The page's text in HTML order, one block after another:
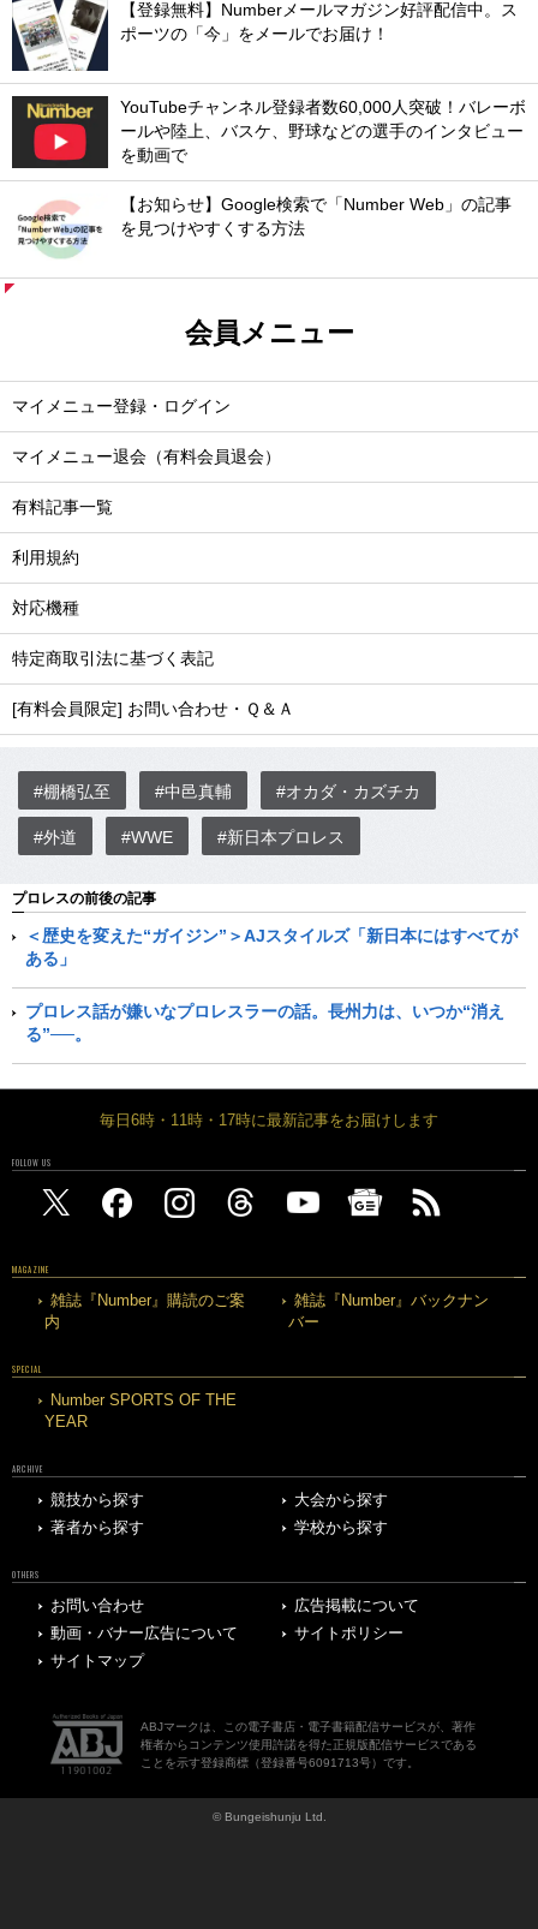
【登録無料】Numberメールマガジン好評配信中。ス
ポーツの「今」をメールでお届け！
YouTubeチャンネル登録者数60,000人突破！バレーボ
ールや陸上、バスケ、野球などの選手のインタビュー
を動画で
【お知らせ】Google検索で「Number Web」の記事
を見つけやすくする方法
会員メニュー
マイメニュー登録・ログイン
マイメニュー退会（有料会員退会）
有料記事一覧
利用規約
対応機種
特定商取引法に基づく表記
[有料会員限定] お問い合わせ・Ｑ＆Ａ
#棚橋弘至 #中邑真輔 #オカダ・カズチカ
#外道 #WWE #新日本プロレス
プロレスの前後の記事
＜歴史を変えた“ガイジン”＞AJスタイルズ「新日本にはすべてが
ある」
プロレス話が嫌いなプロレスラーの話。長州力は、いつか“消え
る”──。
毎日6時・11時・17時に最新記事をお届けします
FOLLOW US
MAGAZINE
雑誌『Number』購読のご案
内
雑誌『Number』バックナン
バー
SPECIAL
Number SPORTS OF THE
YEAR
ARCHIVE
競技から探す
大会から探す
著者から探す
学校から探す
OTHERS
お問い合わせ
広告掲載について
動画・バナー広告について
サイトポリシー
サイトマップ
ABJマークは、この電子書店・電子書籍配信サービスが、著作
権者からコンテンツ使用許諾を得た正規版配信サービスである
ことを示す登録商標（登録番号6091713号）です。
© Bungeishunju Ltd.